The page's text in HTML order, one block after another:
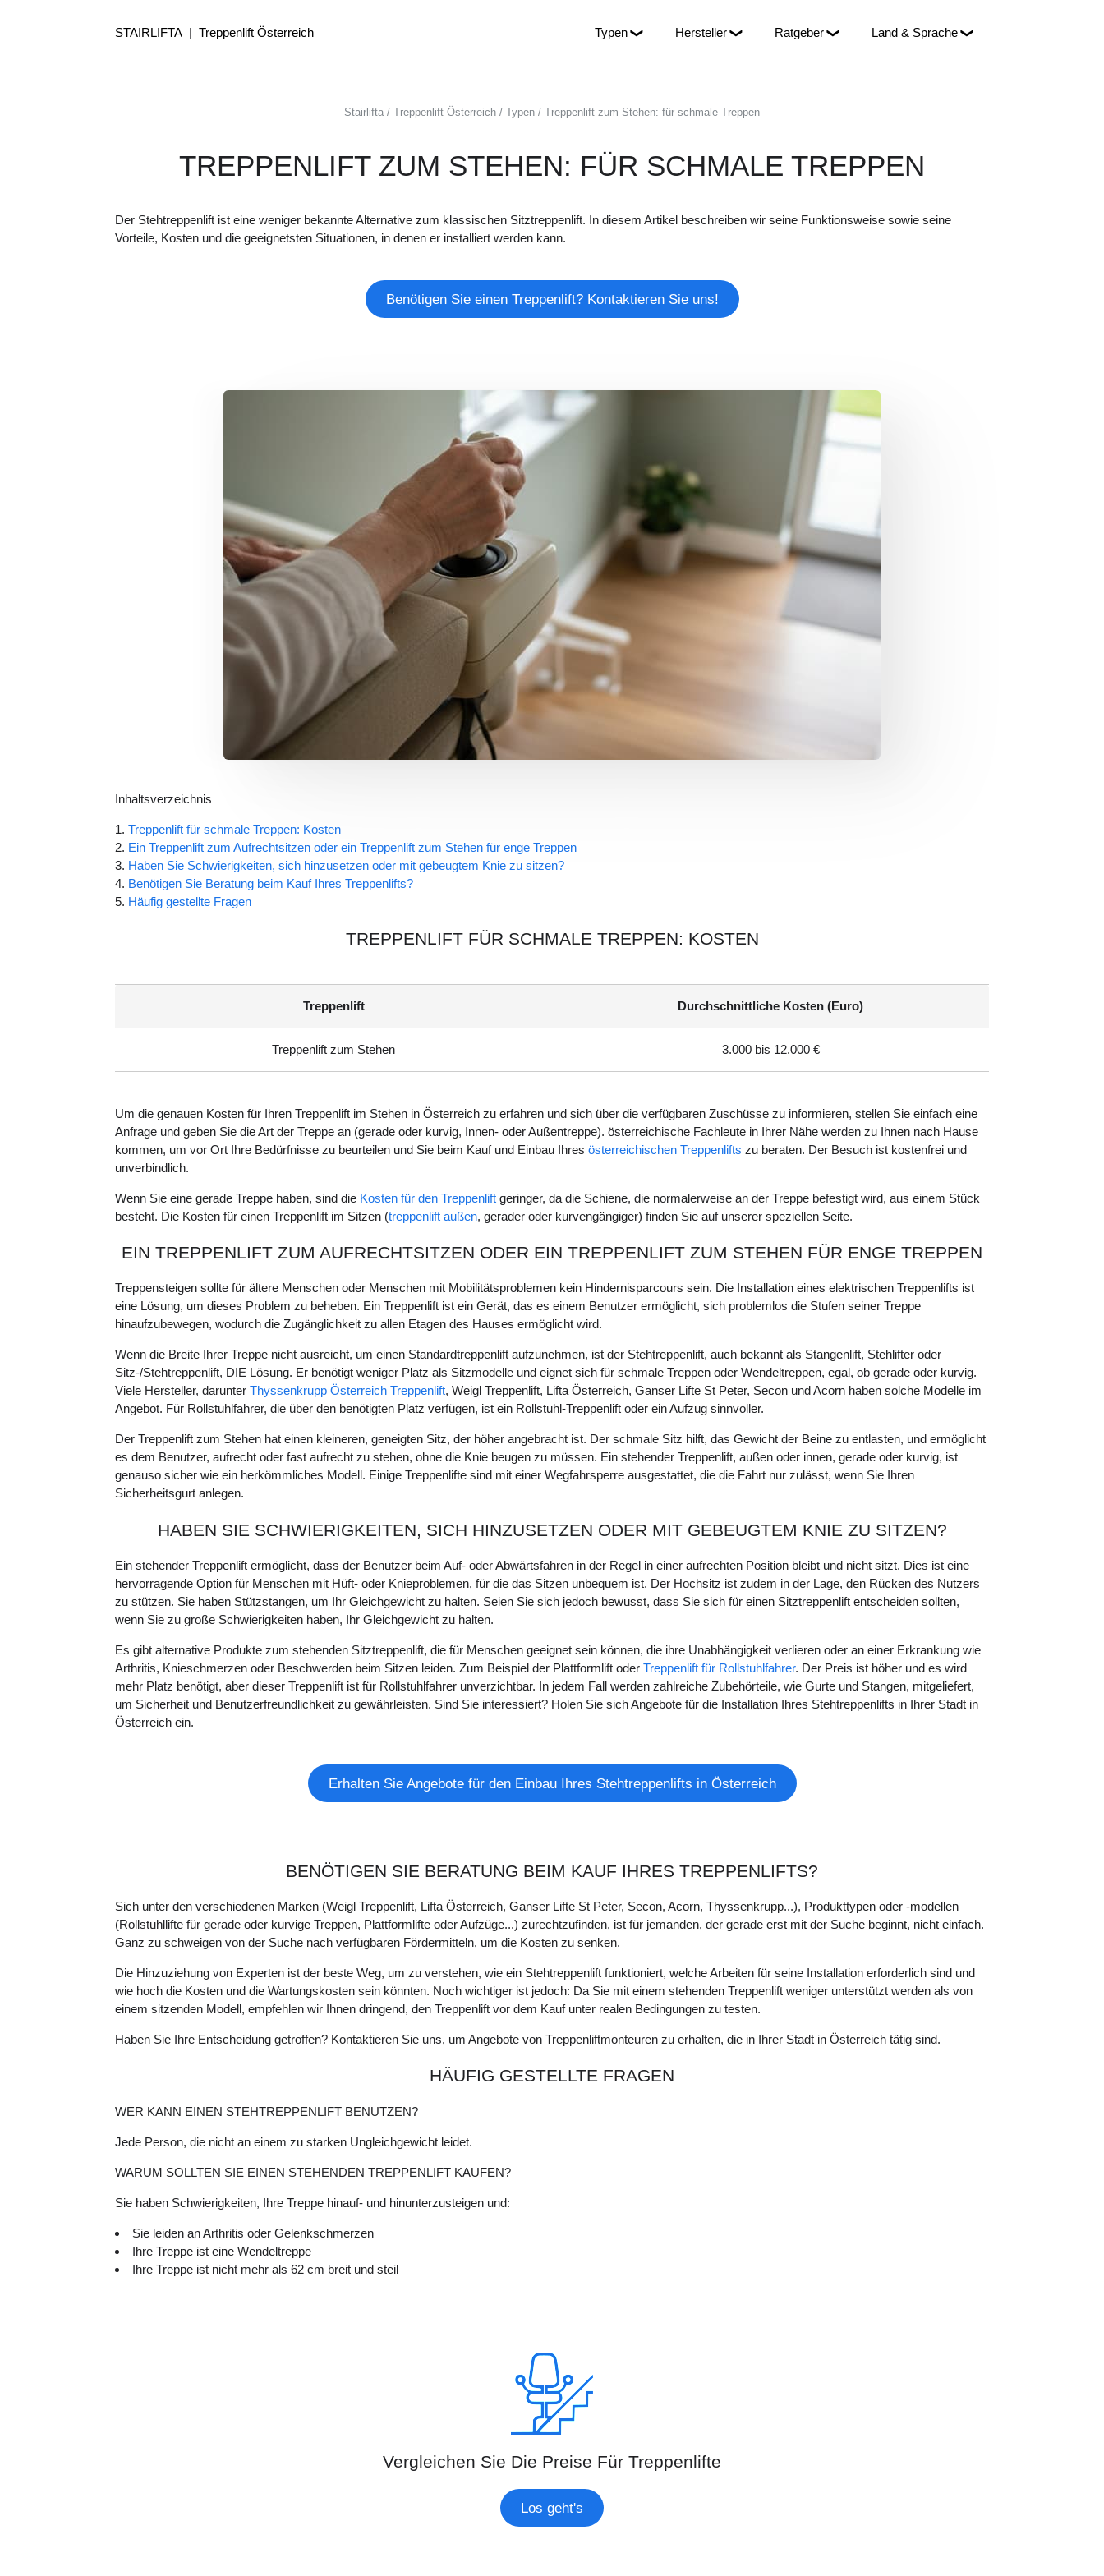
STAIRLIFTA | Treppenlift Österreich Typen Hersteller Ratgeber Land & Sprache
Stairlifta Treppenlift Österreich Typen Treppenlift zum Stehen: für schmale Treppen
TREPPENLIFT ZUM STEHEN: FÜR SCHMALE TREPPEN
Der Stehtreppenlift ist eine weniger bekannte Alternative zum klassischen Sitztreppenlift. In diesem Artikel beschreiben wir seine Funktionsweise sowie seine
Vorteile, Kosten und die geeignetsten Situationen, in denen er installiert werden kann.
Benötigen Sie einen Treppenlift? Kontaktieren Sie uns!
Inhaltsverzeichnis
Treppenlift für schmale Treppen: Kosten
Ein Treppenlift zum Aufrechtsitzen oder ein Treppenlift zum Stehen für enge Treppen
Haben Sie Schwierigkeiten, sich hinzusetzen oder mit gebeugtem Knie zu sitzen?
Benötigen Sie Beratung beim Kauf Ihres Treppenlifts?
Häufig gestellte Fragen
TREPPENLIFT FÜR SCHMALE TREPPEN: KOSTEN
Treppenlift Durchschnittliche Kosten (Euro)
Treppenlift zum Stehen 3.000 bis 12.000 €
Um die genauen Kosten für Ihren Treppenlift im Stehen in Österreich zu erfahren und sich über die verfügbaren Zuschüsse zu informieren, stellen Sie einfach eine
Anfrage und geben Sie die Art der Treppe an (gerade oder kurvig, Innen- oder Außentreppe). österreichische Fachleute in Ihrer Nähe werden zu Ihnen nach Hause
kommen, um vor Ort Ihre Bedürfnisse zu beurteilen und Sie beim Kauf und Einbau Ihres österreichischen Treppenlifts zu beraten. Der Besuch ist kostenfrei und
unverbindlich.
Wenn Sie eine gerade Treppe haben, sind die Kosten für den Treppenlift geringer, da die Schiene, die normalerweise an der Treppe befestigt wird, aus einem Stück
besteht. Die Kosten für einen Treppenlift im Sitzen (treppenlift außen, gerader oder kurvengängiger) finden Sie auf unserer speziellen Seite.
EIN TREPPENLIFT ZUM AUFRECHTSITZEN ODER EIN TREPPENLIFT ZUM STEHEN FÜR ENGE TREPPEN
Treppensteigen sollte für ältere Menschen oder Menschen mit Mobilitätsproblemen kein Hindernisparcours sein. Die Installation eines elektrischen Treppenlifts ist
eine Lösung, um dieses Problem zu beheben. Ein Treppenlift ist ein Gerät, das es einem Benutzer ermöglicht, sich problemlos die Stufen seiner Treppe
hinaufzubewegen, wodurch die Zugänglichkeit zu allen Etagen des Hauses ermöglicht wird.
Wenn die Breite Ihrer Treppe nicht ausreicht, um einen Standardtreppenlift aufzunehmen, ist der Stehtreppenlift, auch bekannt als Stangenlift, Stehlifter oder
Sitz-/Stehtreppenlift, DIE Lösung. Er benötigt weniger Platz als Sitzmodelle und eignet sich für schmale Treppen oder Wendeltreppen, egal, ob gerade oder kurvig.
Viele Hersteller, darunter Thyssenkrupp Österreich Treppenlift, Weigl Treppenlift, Lifta Österreich, Ganser Lifte St Peter, Secon und Acorn haben solche Modelle im
Angebot. Für Rollstuhlfahrer, die über den benötigten Platz verfügen, ist ein Rollstuhl-Treppenlift oder ein Aufzug sinnvoller.
Der Treppenlift zum Stehen hat einen kleineren, geneigten Sitz, der höher angebracht ist. Der schmale Sitz hilft, das Gewicht der Beine zu entlasten, und ermöglicht
es dem Benutzer, aufrecht oder fast aufrecht zu stehen, ohne die Knie beugen zu müssen. Ein stehender Treppenlift, außen oder innen, gerade oder kurvig, ist
genauso sicher wie ein herkömmliches Modell. Einige Treppenlifte sind mit einer Wegfahrsperre ausgestattet, die die Fahrt nur zulässt, wenn Sie Ihren
Sicherheitsgurt anlegen.
HABEN SIE SCHWIERIGKEITEN, SICH HINZUSETZEN ODER MIT GEBEUGTEM KNIE ZU SITZEN?
Ein stehender Treppenlift ermöglicht, dass der Benutzer beim Auf- oder Abwärtsfahren in der Regel in einer aufrechten Position bleibt und nicht sitzt. Dies ist eine
hervorragende Option für Menschen mit Hüft- oder Knieproblemen, für die das Sitzen unbequem ist. Der Hochsitz ist zudem in der Lage, den Rücken des Nutzers
zu stützen. Sie haben Stützstangen, um Ihr Gleichgewicht zu halten. Seien Sie sich jedoch bewusst, dass Sie sich für einen Sitztreppenlift entscheiden sollten,
wenn Sie zu große Schwierigkeiten haben, Ihr Gleichgewicht zu halten.
Es gibt alternative Produkte zum stehenden Sitztreppenlift, die für Menschen geeignet sein können, die ihre Unabhängigkeit verlieren oder an einer Erkrankung wie
Arthritis, Knieschmerzen oder Beschwerden beim Sitzen leiden. Zum Beispiel der Plattformlift oder Treppenlift für Rollstuhlfahrer. Der Preis ist höher und es wird
mehr Platz benötigt, aber dieser Treppenlift ist für Rollstuhlfahrer unverzichtbar. In jedem Fall werden zahlreiche Zubehörteile, wie Gurte und Stangen, mitgeliefert,
um Sicherheit und Benutzerfreundlichkeit zu gewährleisten. Sind Sie interessiert? Holen Sie sich Angebote für die Installation Ihres Stehtreppenlifts in Ihrer Stadt in
Österreich ein.
Erhalten Sie Angebote für den Einbau Ihres Stehtreppenlifts in Österreich
BENÖTIGEN SIE BERATUNG BEIM KAUF IHRES TREPPENLIFTS?
Sich unter den verschiedenen Marken (Weigl Treppenlift, Lifta Österreich, Ganser Lifte St Peter, Secon, Acorn, Thyssenkrupp...), Produkttypen oder -modellen
(Rollstuhllifte für gerade oder kurvige Treppen, Plattformlifte oder Aufzüge...) zurechtzufinden, ist für jemanden, der gerade erst mit der Suche beginnt, nicht einfach.
Ganz zu schweigen von der Suche nach verfügbaren Fördermitteln, um die Kosten zu senken.
Die Hinzuziehung von Experten ist der beste Weg, um zu verstehen, wie ein Stehtreppenlift funktioniert, welche Arbeiten für seine Installation erforderlich sind und
wie hoch die Kosten und die Wartungskosten sein könnten. Noch wichtiger ist jedoch: Da Sie mit einem stehenden Treppenlift weniger unterstützt werden als von
einem sitzenden Modell, empfehlen wir Ihnen dringend, den Treppenlift vor dem Kauf unter realen Bedingungen zu testen.
Haben Sie Ihre Entscheidung getroffen? Kontaktieren Sie uns, um Angebote von Treppenliftmonteuren zu erhalten, die in Ihrer Stadt in Österreich tätig sind.
HÄUFIG GESTELLTE FRAGEN
WER KANN EINEN STEHTREPPENLIFT BENUTZEN?
Jede Person, die nicht an einem zu starken Ungleichgewicht leidet.
WARUM SOLLTEN SIE EINEN STEHENDEN TREPPENLIFT KAUFEN?
Sie haben Schwierigkeiten, Ihre Treppe hinauf- und hinunterzusteigen und:
Sie leiden an Arthritis oder Gelenkschmerzen
Ihre Treppe ist eine Wendeltreppe
Ihre Treppe ist nicht mehr als 62 cm breit und steil
Vergleichen Sie Die Preise Für Treppenlifte
Los geht's